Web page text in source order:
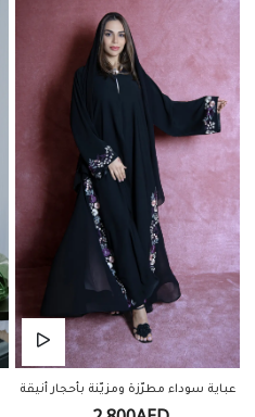
عباية سوداء مطرّزة ومزيّنة بأحجار أنيقة